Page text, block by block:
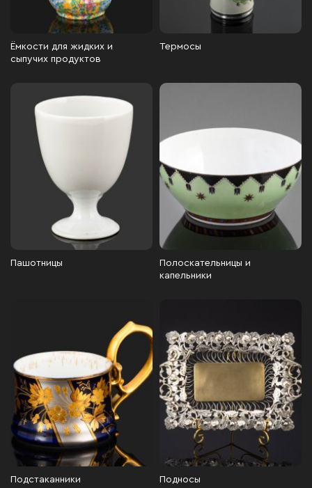
Ёмкости для жидких и
сыпучих продуктов
Термосы
Пашотницы
Полоскательницы и
капельники
Подстаканники Подносы